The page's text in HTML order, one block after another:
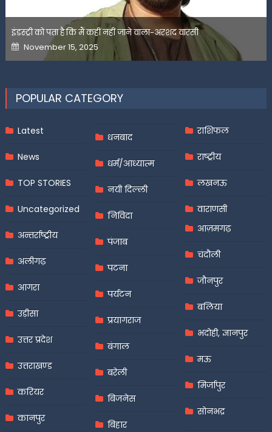
इंडस्ट्री को पता है कि मैं कहीं नहीं जाने वाला-अरशद वारसी
Posted
on
November 15, 2025
POPULAR CATEGORY
Latest
News
TOP STORIES
Uncategorized
अन्तर्राष्ट्रीय
अलीगढ़
आगरा
उड़ीसा
उत्तर प्रदेश
उत्तराखण्ड
करियर
कानपुर
धनबाद
धर्म/आध्यात्म
नयी दिल्ली
निविदा
पंजाब
पटना
पर्यटन
प्रयागराज
बंगाल
बरेली
बिजनेस
बिहार
राशिफल
राष्ट्रीय
लखनऊ
वाराणसी
आज़मगढ़
चंदौली
जौनपुर
बलिया
भदोही, ज्ञानपुर
मऊ
मिर्जापुर
सोनभद्र